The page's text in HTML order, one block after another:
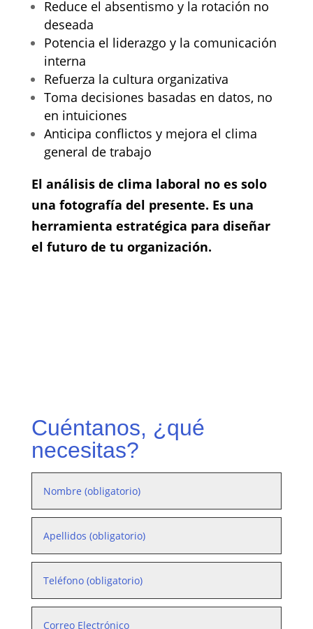
Reduce el absentismo y la rotación no
deseada
Potencia el liderazgo y la comunicación
interna
Refuerza la cultura organizativa
Toma decisiones basadas en datos, no
en intuiciones
Anticipa conflictos y mejora el clima
general de trabajo
El análisis de clima laboral no es solo
una fotografía del presente. Es una
herramienta estratégica para diseñar
el futuro de tu organización.
Cuéntanos, ¿qué
necesitas?